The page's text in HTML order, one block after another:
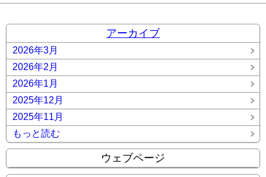
アーカイブ
2026年3月
2026年2月
2026年1月
2025年12月
2025年11月
もっと読む
ウェブページ